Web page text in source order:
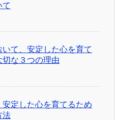
て
て、安定した心を育て
切な３つの理由
安定した心を育てるため
法